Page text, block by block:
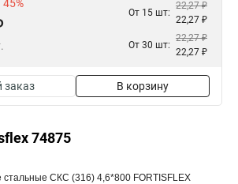
От 15 шт:
22,27 ₽
22,27 ₽
От 30 шт:
22,27 ₽
22,27 ₽
заказ В корзину
74875
стальные СКС (316) 4,6*800 FORTISFLEX